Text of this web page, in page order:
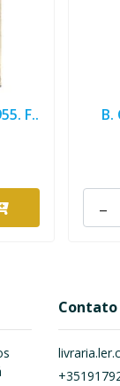
F..
B.
-
Contato